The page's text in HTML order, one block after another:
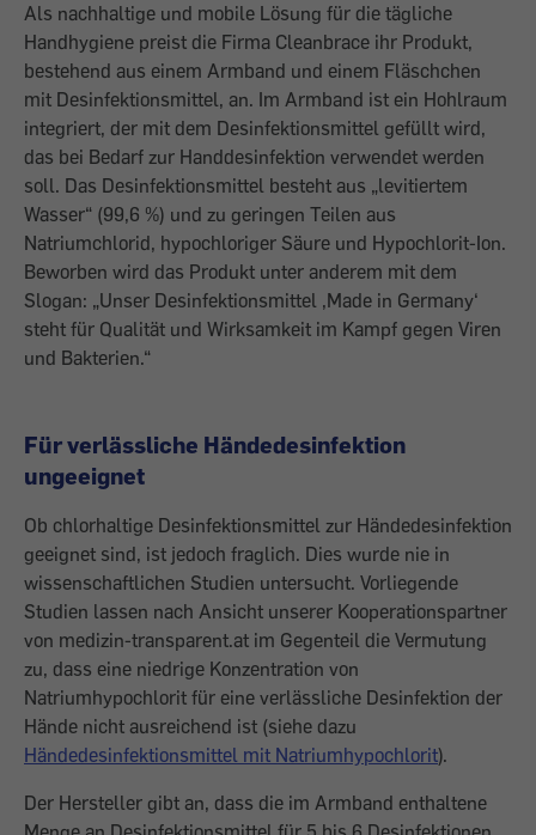
Als nachhaltige und mobile Lösung für die tägliche
Handhygiene preist die Firma Cleanbrace ihr Produkt,
bestehend aus einem Armband und einem Fläschchen
mit Desinfektionsmittel, an. Im Armband ist ein Hohlraum
integriert, der mit dem Desinfektionsmittel gefüllt wird,
das bei Bedarf zur Handdesinfektion verwendet werden
soll. Das Desinfektionsmittel besteht aus „levitiertem
Wasser“ (99,6 %) und zu geringen Teilen aus
Natriumchlorid, hypochloriger Säure und Hypochlorit-Ion.
Beworben wird das Produkt unter anderem mit dem
Slogan: „Unser Desinfektionsmittel ,Made in Germany‘
steht für Qualität und Wirksamkeit im Kampf gegen Viren
und Bakterien.“
Für verlässliche Händedesinfektion
ungeeignet
Ob chlorhaltige Desinfektionsmittel zur Händedesinfektion
geeignet sind, ist jedoch fraglich. Dies wurde nie in
wissenschaftlichen Studien untersucht. Vorliegende
Studien lassen nach Ansicht unserer Kooperationspartner
von medizin-transparent.at im Gegenteil die Vermutung
zu, dass eine niedrige Konzentration von
Natriumhypochlorit für eine verlässliche Desinfektion der
Hände nicht ausreichend ist (siehe dazu
Händedesinfektionsmittel mit Natriumhypochlorit).
Der Hersteller gibt an, dass die im Armband enthaltene